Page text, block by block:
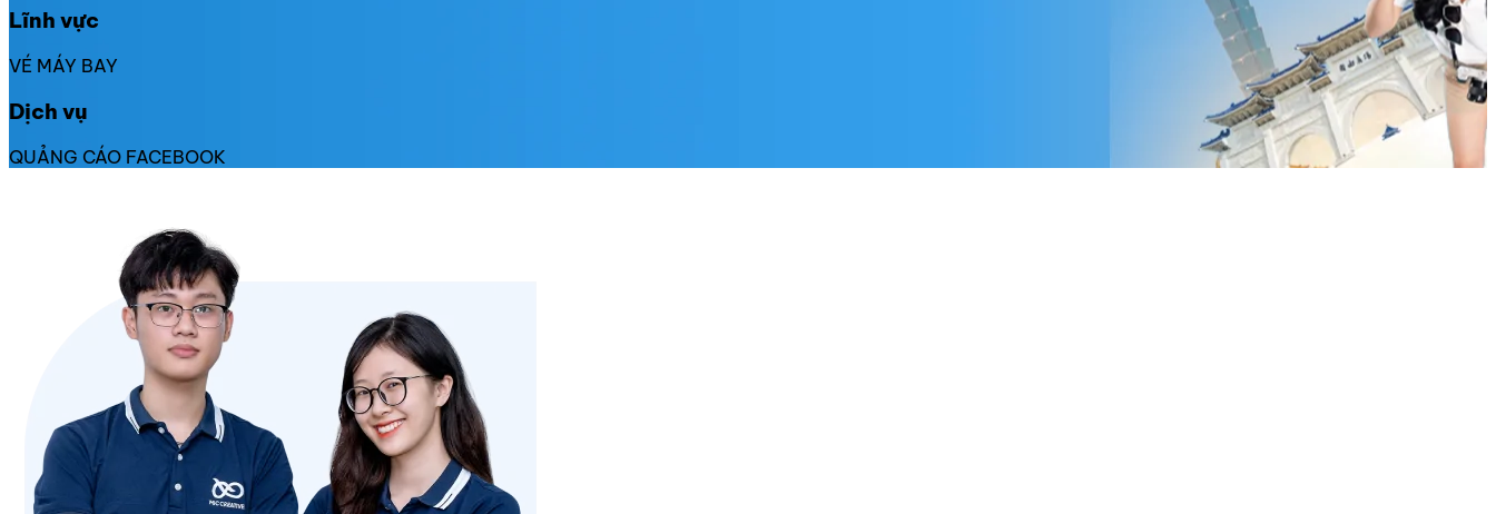
Lĩnh vực
VÉ MÁY BAY
Dịch vụ
QUẢNG CÁO FACEBOOK